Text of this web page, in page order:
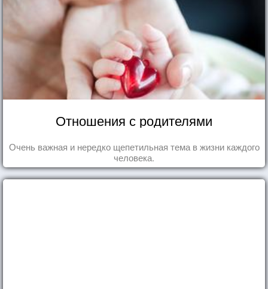
Отношения с родителями
Очень важная и нередко щепетильная тема в жизни каждого
человека.